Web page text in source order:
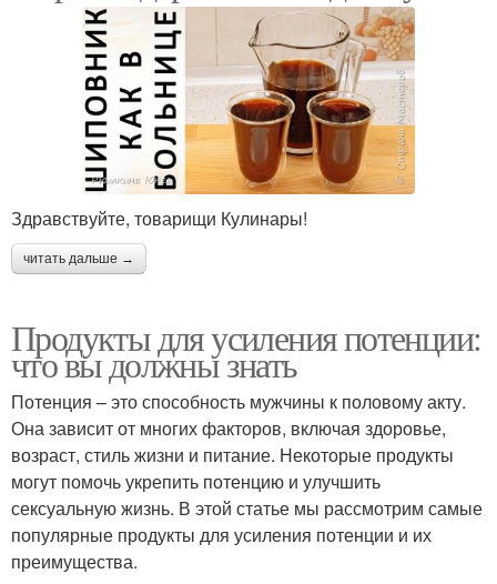
Здравствуйте, товарищи Кулинары!
читать дальше →
Продукты для усиления потенции:
что вы должны знать
Потенция – это способность мужчины к половому акту.
Она зависит от многих факторов, включая здоровье,
возраст, стиль жизни и питание. Некоторые продукты
могут помочь укрепить потенцию и улучшить
сексуальную жизнь. В этой статье мы рассмотрим самые
популярные продукты для усиления потенции и их
преимущества.